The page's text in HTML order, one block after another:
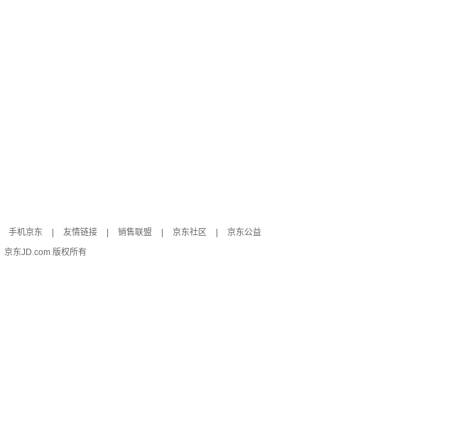
手机京东 友情链接 销售联盟 京东社区
京东公益
京东JD.com 版权所有